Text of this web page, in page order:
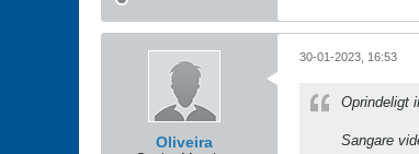
Oliveira
30-01-2023, 16:53
Oprindeligt
Sangare